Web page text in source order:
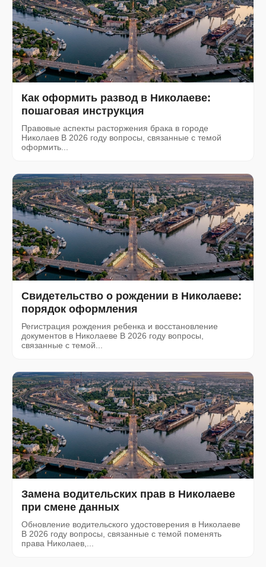
Как оформить развод в Николаеве:
пошаговая инструкция
Правовые аспекты расторжения брака в городе
Николаев В 2026 году вопросы, связанные с темой
оформить...
Свидетельство о рождении в Николаеве:
порядок оформления
Регистрация рождения ребенка и восстановление
документов в Николаеве В 2026 году вопросы,
связанные с темой...
Замена водительских прав в Николаеве
при смене данных
Обновление водительского удостоверения в Николаеве
В 2026 году вопросы, связанные с темой поменять
права Николаев,...